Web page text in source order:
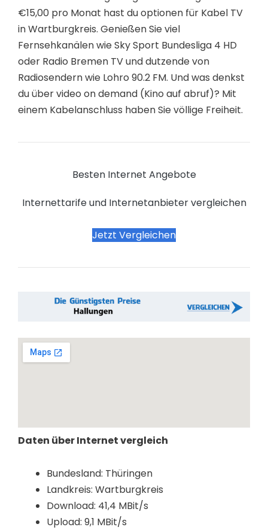
€15,00 pro Monat hast du optionen für Kabel TV
in Wartburgkreis. Genießen Sie viel
Fernsehkanälen wie Sky Sport Bundesliga 4 HD
oder Radio Bremen TV und dutzende von
Radiosendern wie Lohro 90.2 FM. Und was denkst
du über video on demand (Kino auf abruf)? Mit
einem Kabelanschluss haben Sie völlige Freiheit.
Besten Internet Angebote
Internettarife und Internetanbieter vergleichen
Jetzt Vergleichen
Daten über Internet vergleich
Bundesland: Thüringen
Landkreis: Wartburgkreis
Download: 41,4 MBit/s
Upload: 9,1 MBit/s